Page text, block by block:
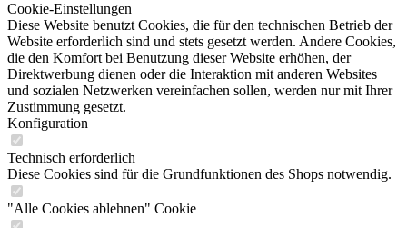
Cookie-Einstellungen
Diese Website benutzt Cookies, die für den technischen Betrieb der
Website erforderlich sind und stets gesetzt werden. Andere Cookies,
die den Komfort bei Benutzung dieser Website erhöhen, der
Direktwerbung dienen oder die Interaktion mit anderen Websites
und sozialen Netzwerken vereinfachen sollen, werden nur mit Ihrer
Zustimmung gesetzt.
Konfiguration
Technisch erforderlich
Diese Cookies sind für die Grundfunktionen des Shops notwendig.
"Alle Cookies ablehnen" Cookie